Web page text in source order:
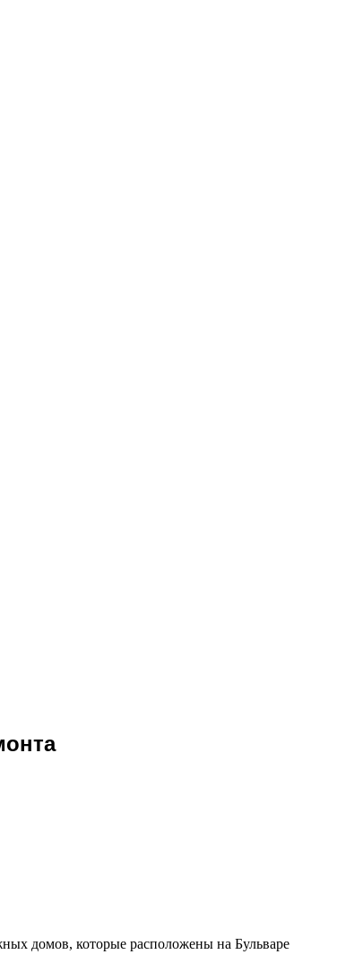
домов, которые расположены на Бульваре